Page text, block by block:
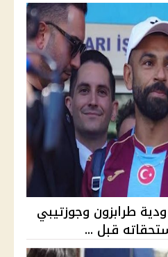
طرابزون وجوزتيبي
قبل ...